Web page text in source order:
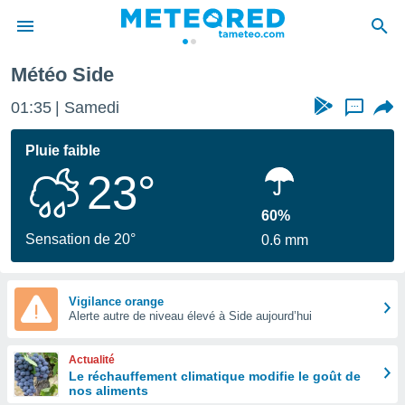
de
par
Météo Side
01:35 Samedi ...
Pluie faible
23°
Sensation de 20°
60%
0.6 mm
Vigilance orange
Alerte autre de niveau élevé à Side aujourd’hui
Actualité
Le réchauffement climatique modifie le goût de
nos aliments